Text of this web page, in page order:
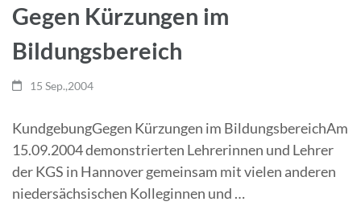
Gegen Kürzungen im
Bildungsbereich
15 Sep.,2004
KundgebungGegen Kürzungen im BildungsbereichAm
15.09.2004 demonstrierten Lehrerinnen und Lehrer
der KGS in Hannover gemeinsam mit vielen anderen
niedersächsischen Kolleginnen und …